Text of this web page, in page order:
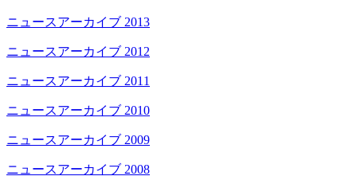
ニュースアーカイブ 2013
ニュースアーカイブ 2012
ニュースアーカイブ 2011
ニュースアーカイブ 2010
ニュースアーカイブ 2009
ニュースアーカイブ 2008